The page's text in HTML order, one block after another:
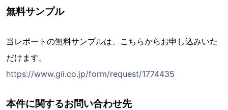
無料サンプル
当レポートの無料サンプルは、こちらからお申し込みいた
だけます。
https://www.gii.co.jp/form/request/1774435
本件に関するお問い合わせ先